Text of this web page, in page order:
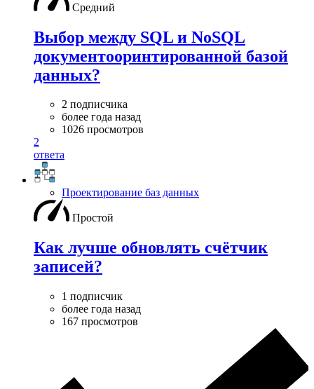
Средний
Выбор между SQL и NoSQL
документооринтированной базой
данных?
2 подписчика
более года назад
1026 просмотров
2
ответа
Проектирование баз данных
Простой
Как лучше обновлять счётчик
записей?
1 подписчик
более года назад
167 просмотров